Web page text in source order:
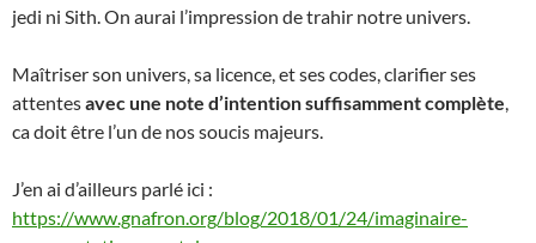
jedi ni Sith. On aurai l’impression de trahir notre univers.
Maîtriser son univers, sa licence, et ses codes, clarifier ses
attentesavec une note d’intention suffisamment complète,
ca doit être l’un de nos soucis majeurs.
J’en ai d’ailleurs parlé ici :
https://www.gnafron.org/blog/2018/01/24/imaginaire-